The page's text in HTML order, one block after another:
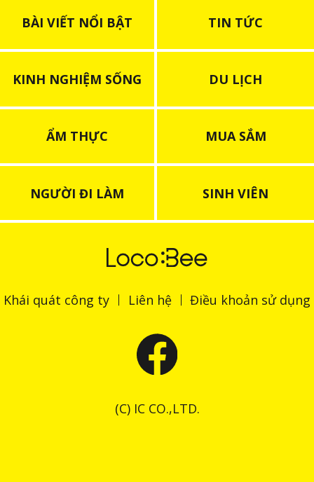
BÀI VIẾT NỔI BẬT TIN TỨC
KINH NGHIỆM SỐNG DU LỊCH
ẨM THỰC MUA SẮM
NGƯỜI ĐI LÀM SINH VIÊN
Khái quát công ty Liên hệ Điều khoản sử dụng
(C) IC CO.,LTD.